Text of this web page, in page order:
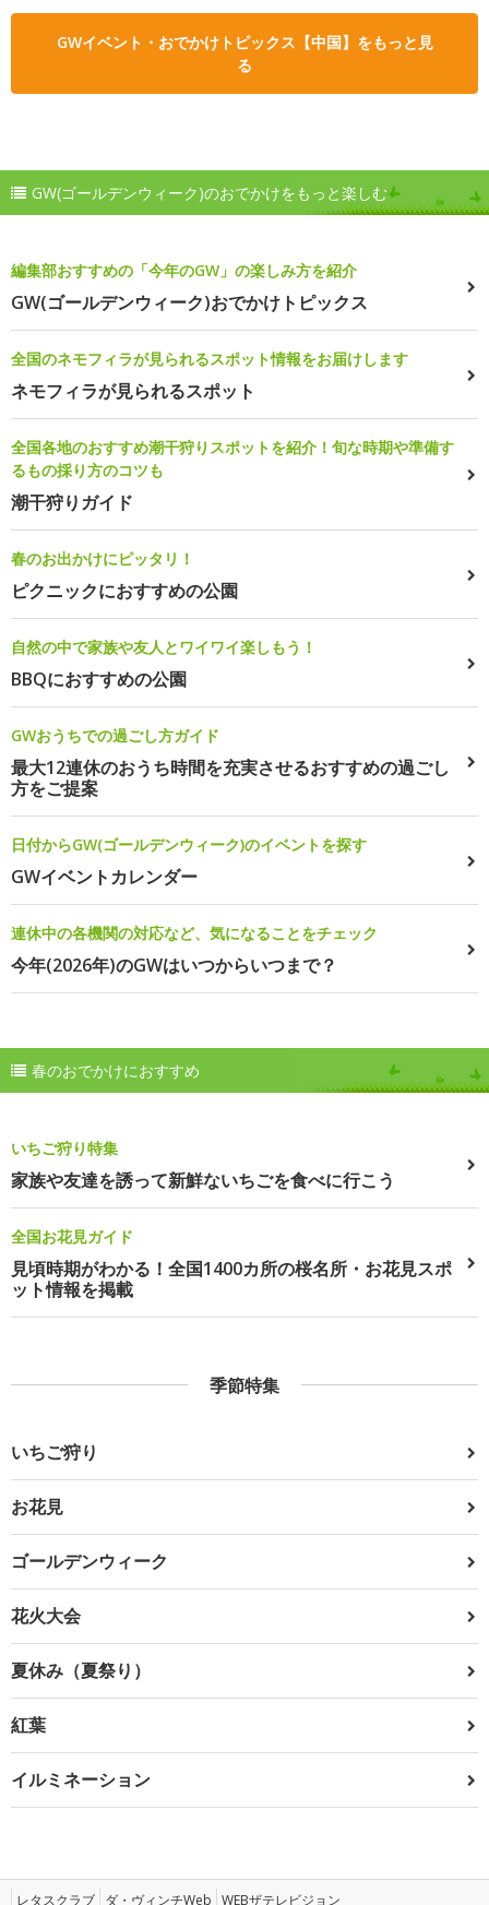
GWイベント・おでかけトピックス【中国】をもっと見
る
GW(ゴールデンウィーク)のおでかけをもっと楽しむ
編集部おすすめの「今年のGW」の楽しみ方を紹介
GW(ゴールデンウィーク)おでかけトピックス
全国のネモフィラが見られるスポット情報をお届けします
ネモフィラが見られるスポット
全国各地のおすすめ潮干狩りスポットを紹介！旬な時期や準備す
るもの採り方のコツも
潮干狩りガイド
春のお出かけにピッタリ！
ピクニックにおすすめの公園
自然の中で家族や友人とワイワイ楽しもう！
BBQにおすすめの公園
GWおうちでの過ごし方ガイド
最大12連休のおうち時間を充実させるおすすめの過ごし
方をご提案
日付からGW(ゴールデンウィーク)のイベントを探す
GWイベントカレンダー
連休中の各機関の対応など、気になることをチェック
今年(2026年)のGWはいつからいつまで？
春のおでかけにおすすめ
いちご狩り特集
家族や友達を誘って新鮮ないちごを食べに行こう
全国お花見ガイド
見頃時期がわかる！全国1400カ所の桜名所・お花見スポ
ット情報を掲載
季節特集
いちご狩り
お花見
ゴールデンウィーク
花火大会
夏休み（夏祭り）
紅葉
イルミネーション
レタスクラブ ダ・ヴィンチWeb WEBザテレビジョン